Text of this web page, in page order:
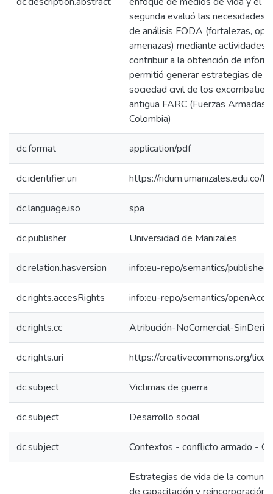
segunda evaluó las necesidades
de análisis FODA (fortalezas,
amenazas) mediante actividades
contribuir a la obtención de
permitió generar estrategias de
sociedad civil de los
antigua FARC (Fuerzas Armadas
Colombia)
dc.format application/pdf
dc.identifier.uri https://
dc.language.iso spa
dc.publisher Universidad de Manizales
dc.relation.hasversion info:eu-repo/semantics/
dc.rights.accesRights info:eu-repo/semantics/
dc.rights.cc Atribución-NoComercial-
dc.rights.uri https://creativecommons.org/
dc.subject Victimas de guerra
dc.subject Desarrollo social
dc.subject Contextos - conflicto armado -
Estrategias de vida de la